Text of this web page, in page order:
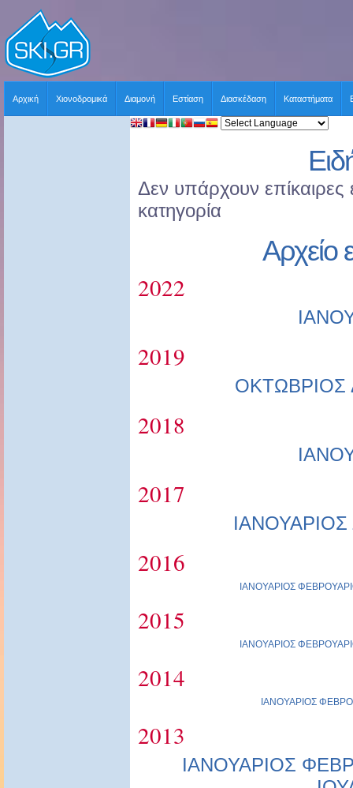
Αρχική Χιονοδρομικά Διαμονή Εστίαση Διασκέδαση Καταστήματα
Δεν υπάρχουν επίκαιρες
κατηγορία
Αρχείο
2022
2019
ΟΚΤΩΒΡΙΟΣ
2018
2017
ΙΑΝΟΥΑΡΙΟΣ
2016
ΙΑΝΟΥΑΡΙΟΣ
2015
ΙΑΝΟΥΑΡΙΟΣ
2014
ΙΑΝΟΥΑΡΙΟΣ
2013
ΙΑΝΟΥΑΡΙΟΣ